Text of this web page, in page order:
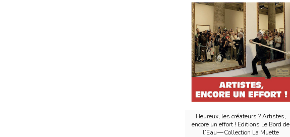
Heureux, les créateurs ? Artistes,
encore un effort ! Editions Le Bord de
l’Eau — Collection La Muette